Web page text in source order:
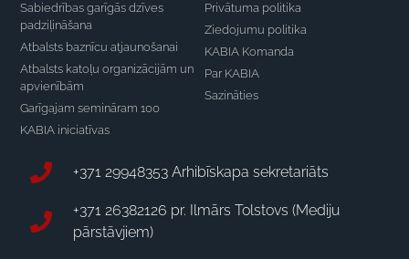
Sabiedrības garīgās dzīves
padziļināšana
Atbalsts baznīcu atjaunošanai
Atbalsts katoļu organizācijām un
apvienībām
Garīgajam semināram 100
KABIA iniciatīvas
Privātuma politika
Ziedojumu politika
KABIA Komanda
Par KABIA
Sazināties
+371 29948353 Arhibīskapa sekretariāts
+371 26382126 pr. Ilmārs Tolstovs (Mediju
pārstāvjiem)